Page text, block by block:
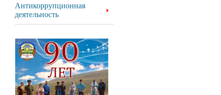
Антикоррупционная
деятельность